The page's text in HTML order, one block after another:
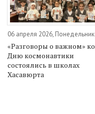
06 апреля 2026, Понедельник
«Разговоры о важном» ко
Дню космонавтики
состоялись в школах
Хасавюрта